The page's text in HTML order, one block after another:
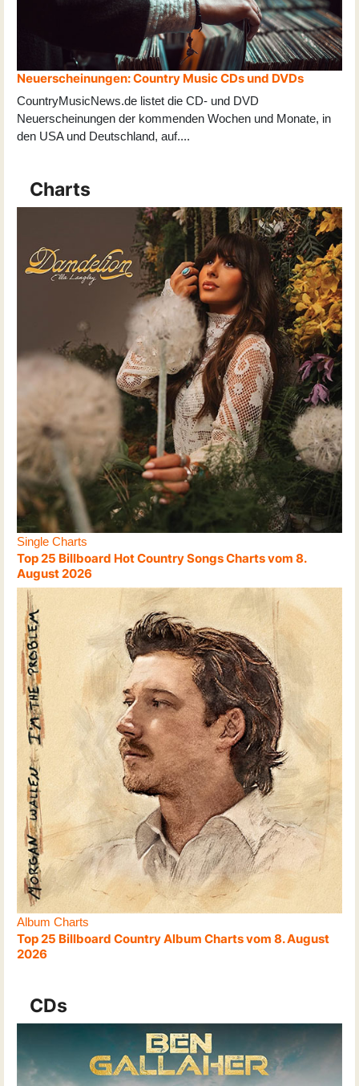
Neuerscheinungen: Country Music CDs und DVDs
CountryMusicNews.de listet die CD- und DVD
Neuerscheinungen der kommenden Wochen und Monate, in
den USA und Deutschland, auf....
Charts
Single Charts
Top 25 Billboard Hot Country Songs Charts vom 8.
August 2026
Album Charts
Top 25 Billboard Country Album Charts vom 8. August
2026
CDs